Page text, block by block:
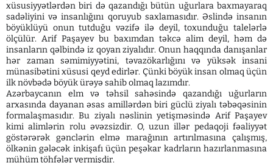
xüsusiyyətlərdən biri də qazandığı bütün uğurlara baxmayaraq
sadəliyini və insanlığını qoruyub saxlamasıdır. Əslində insanın
böyüklüyü onun tutduğu vəzifə ilə deyil, toxunduğu talelərlə
ölçülür. Arif Paşayev bu baxımdan təkcə alim deyil, həm də
insanların qəlbində iz qoyan ziyalıdır. Onun haqqında danışanlar
hər zaman səmimiyyətini, təvazökarlığını və yüksək insani
münasibətini xüsusi qeyd edirlər. Çünki böyük insan olmaq üçün
ilk növbədə böyük ürəyə sahib olmaq lazımdır.
Azərbaycanın elm və təhsil sahəsində qazandığı uğurların
arxasında dayanan əsas amillərdən biri güclü ziyalı təbəqəsinin
formalaşmasıdır. Bu ziyalı nəslinin yetişməsində Arif Paşayev
kimi alimlərin rolu əvəzsizdir. O, uzun illər pedaqoji fəaliyyət
göstərərək gənclərin elmə marağının artırılmasına çalışmış,
ölkənin gələcək inkişafı üçün peşəkar kadrların hazırlanmasına
mühüm töhfələr vermişdir.